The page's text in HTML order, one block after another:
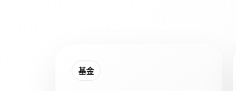
基金